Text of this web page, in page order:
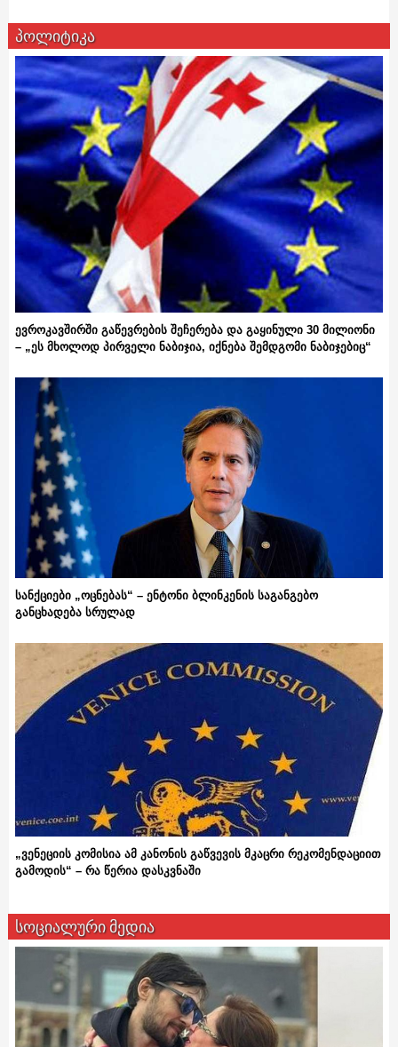
პოლიტიკა
ევროკავშირში გაწევრების შეჩერება და გაყინული 30 მილიონი
– „ეს მხოლოდ პირველი ნაბიჯია, იქნება შემდგომი ნაბიჯებიც“
სანქციები „ოცნებას“ – ენტონი ბლინკენის საგანგებო
განცხადება სრულად
„ვენეციის კომისია ამ კანონის გაწვევის მკაცრი რეკომენდაციით
გამოდის“ – რა წერია დასკვნაში
სოციალური მედია